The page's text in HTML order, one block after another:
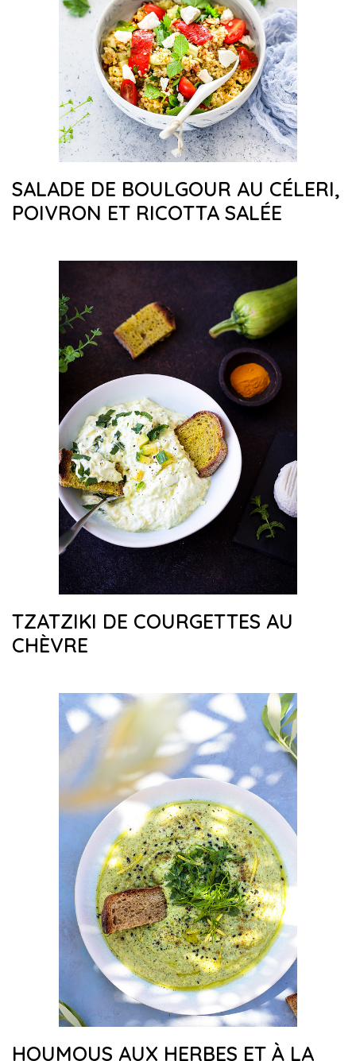
SALADE DE BOULGOUR AU CÉLERI,
POIVRON ET RICOTTA SALÉE
TZATZIKI DE COURGETTES AU
CHÈVRE
HOUMOUS AUX HERBES ET À LA